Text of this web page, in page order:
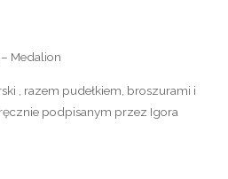
Medalion
, razem pudełkiem, broszurami i
podpisanym przez Igora